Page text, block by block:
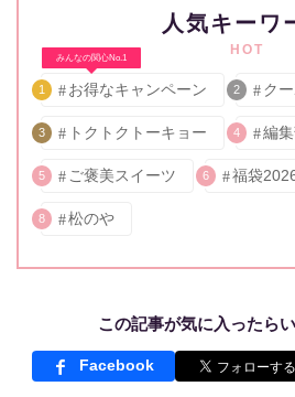
人気キーワ
HOT
みんなの関心No.1
1 お得なキャンペーン 2 ク
3 トクトクトーキョー 4 編
5 ご褒美スイーツ 6 福袋
8 松のや
この記事が気に入ったら
Facebook